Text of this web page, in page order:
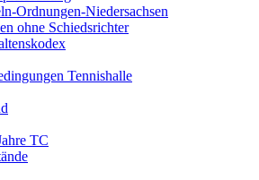
Ordnungen-Niedersachsen
ohne Schiedsrichter
Tennishalle
TC